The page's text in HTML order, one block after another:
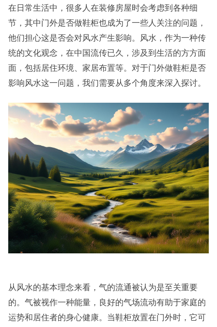
在日常生活中，很多人在装修房屋时会考虑到各种细
节，其中门外是否做鞋柜也成为了一些人关注的问题，
他们担心这是否会对风水产生影响。风水，作为一种传
统的文化观念，在中国流传已久，涉及到生活的方方面
面，包括居住环境、家居布置等。对于门外做鞋柜是否
影响风水这一问题，我们需要从多个角度来深入探讨。
从风水的基本理念来看，气的流通被认为是至关重要
的。气被视作一种能量，良好的气场流动有助于家庭的
运势和居住者的身心健康。当鞋柜放置在门外时，它可